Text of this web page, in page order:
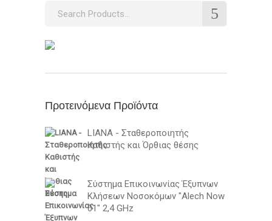
Search
Προτεινόμενα Προϊόντα
LIANA - Σταθεροποιητής
Καθιστής και Όρθιας θέσης
Σύστημα Επικοινωνίας Έξυπνων
Κλήσεων Νοσοκόμων "Alech Now
01" 2,4 GHz